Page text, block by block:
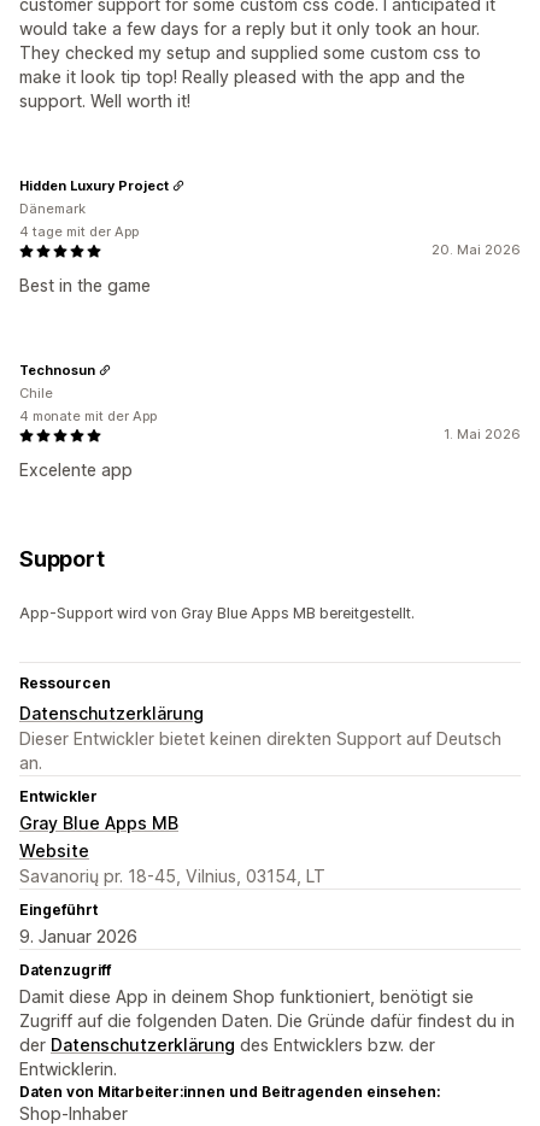
customer support for some custom css code. I anticipated it
would take a few days for a reply but it only took an hour.
They checked my setup and supplied some custom css to
make it look tip top! Really pleased with the app and the
support. Well worth it!
20. Mai 2026
Best in the game
Hidden Luxury Project
Dänemark
4 tage mit der App
1. Mai 2026
Excelente app
Technosun
Chile
4 monate mit der App
Support
App-Support wird von Gray Blue Apps MB bereitgestellt.
Ressourcen
Datenschutzerklärung
Dieser Entwickler bietet keinen direkten Support auf Deutsch
an.
Entwickler
Gray Blue Apps MB
Website
Savanorių pr. 18-45, Vilnius, 03154, LT
Eingeführt
9. Januar 2026
Datenzugriff
Damit diese App in deinem Shop funktioniert, benötigt sie
Zugriff auf die folgenden Daten. Die Gründe dafür findest du in
der Datenschutzerklärung des Entwicklers bzw. der
Entwicklerin.
Daten von Mitarbeiter:innen und Beitragenden einsehen:
Shop-Inhaber